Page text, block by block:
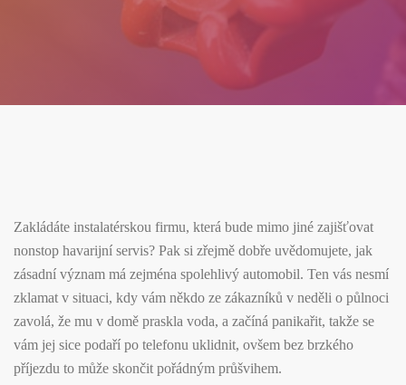
Zakládáte instalatérskou firmu, která bude mimo jiné zajišťovat
nonstop havarijní servis? Pak si zřejmě dobře uvědomujete, jak
zásadní význam má zejména spolehlivý automobil. Ten vás nesmí
zklamat v situaci, kdy vám někdo ze zákazníků v neděli o půlnoci
zavolá, že mu v domě praskla voda, a začíná panikařit, takže se
vám jej sice podaří po telefonu uklidnit, ovšem bez brzkého
příjezdu to může skončit pořádným průšvihem.